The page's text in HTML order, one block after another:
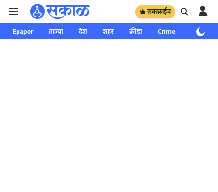
सबस्क्राईब
Epaper ताज्या देश शहर क्रीडा Crime साप्ताहिक